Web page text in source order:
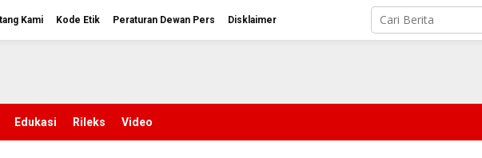
Kami Kode Etik Peraturan Dewan Pers Disklaimer
Edukasi Rileks Video